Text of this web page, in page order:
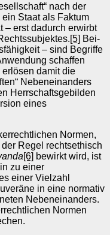
nach der
Staat als Faktum
– erst dadurch erwirbt
[5] Bei­
– sind Begriffe
schaffen
damit die
Nebeneinanders
Herrschafts­gebilden
eines
Nor­men,
Re­gel rechtsethisch
[6] bewirkt wird, ist
zu einer
einer Viel­zahl
in eine normativ
Ne­beneinanders.
Nor­men